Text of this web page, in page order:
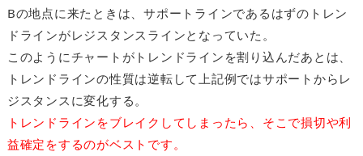
Bの地点に来たときは、サポートラインであるはずのトレン
ドラインがレジスタンスラインとなっていた。
このようにチャートがトレンドラインを割り込んだあとは、
トレンドラインの性質は逆転して上記例ではサポートからレ
ジスタンスに変化する。
トレンドラインをブレイクしてしまったら、そこで損切や利
益確定をするのがベストです。